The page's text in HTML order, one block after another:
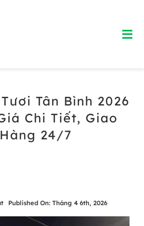
Tươi
Tân Bình 2026
Chi Tiết, Giao
Hàng 24/7
Published On: Tháng 4 6th, 2026